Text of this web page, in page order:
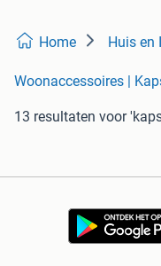
Home Huis en
Woonaccessoires |
13 resultaten voor